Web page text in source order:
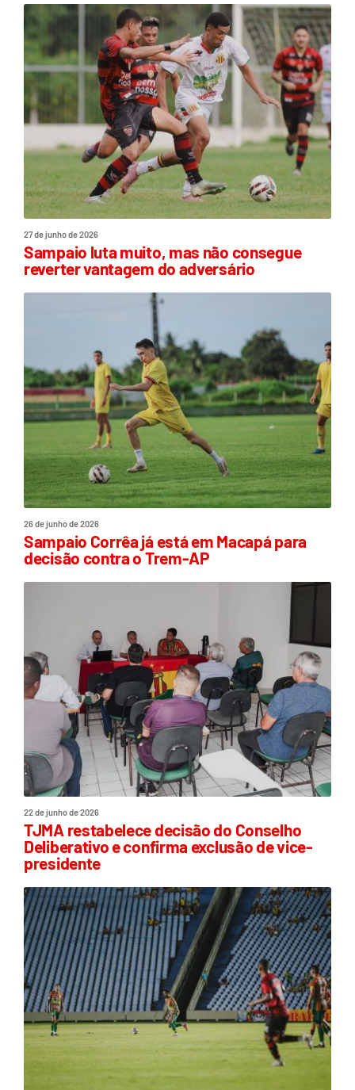
27 de junho de 2026
Sampaio luta muito, mas não consegue
reverter vantagem do adversário
26 de junho de 2026
Sampaio Corrêa já está em Macapá para
decisão contra o Trem-AP
22 de junho de 2026
TJMA restabelece decisão do Conselho
Deliberativo e confirma exclusão de vice-
presidente